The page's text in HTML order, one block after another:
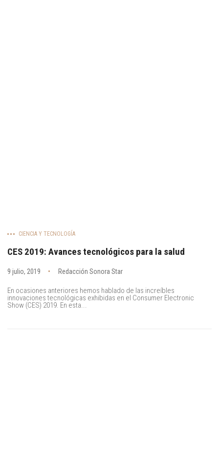
CIENCIA Y TECNOLOGÍA
CES 2019: Avances tecnológicos para la salud
9 julio, 2019 Redacción Sonora Star
En ocasiones anteriores hemos hablado de las increíbles
innovaciones tecnológicas exhibidas en el Consumer Electronic
Show (CES) 2019. En esta...